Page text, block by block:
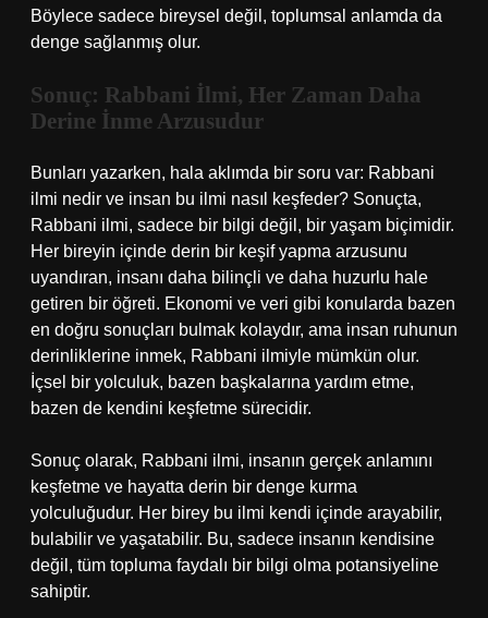
Böylece sadece bireysel değil, toplumsal anlamda da
denge sağlanmış olur.
Sonuç: Rabbani İlmi, Her Zaman Daha
Derine İnme Arzusudur
Bunları yazarken, hala aklımda bir soru var: Rabbani
ilmi nedir ve insan bu ilmi nasıl keşfeder? Sonuçta,
Rabbani ilmi, sadece bir bilgi değil, bir yaşam biçimidir.
Her bireyin içinde derin bir keşif yapma arzusunu
uyandıran, insanı daha bilinçli ve daha huzurlu hale
getiren bir öğreti. Ekonomi ve veri gibi konularda bazen
en doğru sonuçları bulmak kolaydır, ama insan ruhunun
derinliklerine inmek, Rabbani ilmiyle mümkün olur.
İçsel bir yolculuk, bazen başkalarına yardım etme,
bazen de kendini keşfetme sürecidir.
Sonuç olarak, Rabbani ilmi, insanın gerçek anlamını
keşfetme ve hayatta derin bir denge kurma
yolculuğudur. Her birey bu ilmi kendi içinde arayabilir,
bulabilir ve yaşatabilir. Bu, sadece insanın kendisine
değil, tüm topluma faydalı bir bilgi olma potansiyeline
sahiptir.